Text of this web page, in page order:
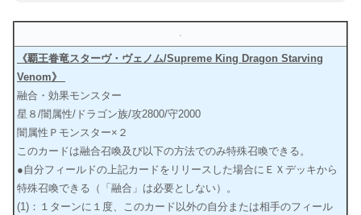
《覇王眷竜スターヴ・ヴェノム/Supreme King Dragon Starving
Venom》
融合・効果モンスター
星８/闇属性/ドラゴン族/攻2800/守2000
闇属性Ｐモンスター×２
このカードは融合召喚及び以下の方法でのみ特殊召喚できる。
●自分フィールドの上記カードをリリースした場合にＥＸデッキから
特殊召喚できる（「融合」は必要としない）。
(1)：１ターンに１度、このカード以外の自分または相手のフィール